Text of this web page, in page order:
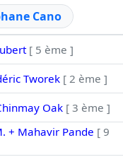
Cano
[ 5 ème ]
Tworek [ 2 ème ]
Oak [ 3 ème ]
+ Mahavir Pande [ 9